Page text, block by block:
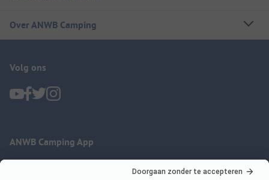
Over ANWB Camping
Volg ons
ANWB Camping App